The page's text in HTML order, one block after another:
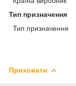
Тип призначення
Тип призначення
Приховати